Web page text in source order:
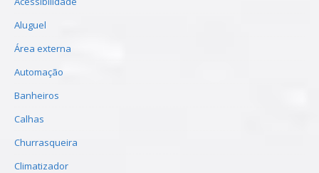
Aluguel
Área externa
Automação
Banheiros
Calhas
Churrasqueira
Climatizador